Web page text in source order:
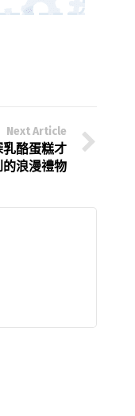
Next Article
酪蛋糕才
浪漫禮物